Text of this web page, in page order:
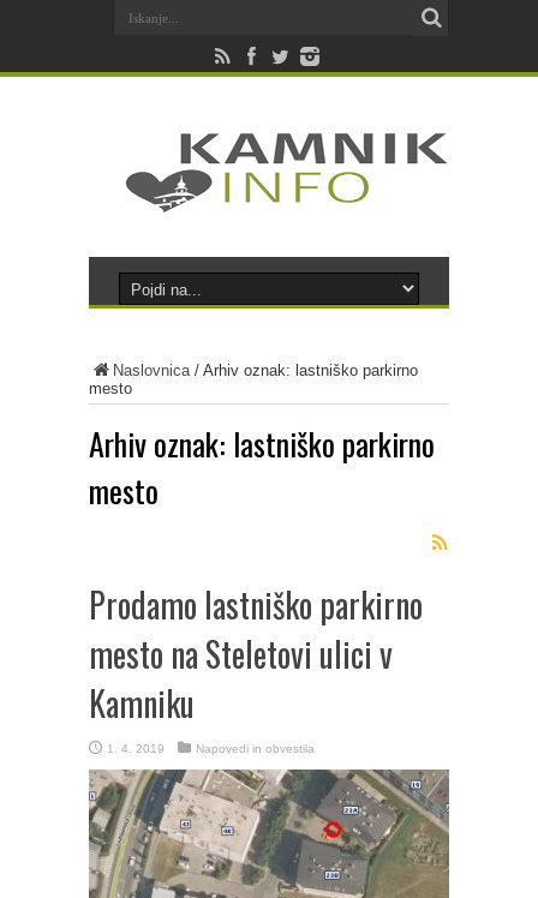
Naslovnica/ Arhiv oznak: lastniško parkirno
mesto
Arhiv oznak: lastniško parkirno
mesto
Prodamo lastniško parkirno
mesto na Steletovi ulici v
Kamniku
1. 4. 2019 Napovedi in obvestila